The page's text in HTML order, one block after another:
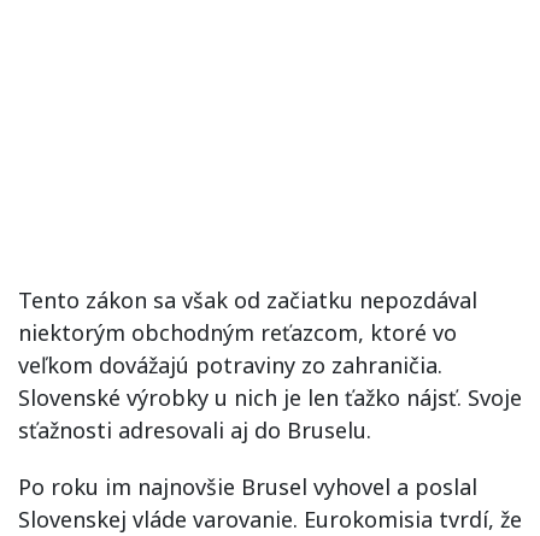
Tento zákon sa však od začiatku nepozdával
niektorým obchodným reťazcom, ktoré vo
veľkom dovážajú potraviny zo zahraničia.
Slovenské výrobky u nich je len ťažko nájsť. Svoje
sťažnosti adresovali aj do Bruselu.
Po roku im najnovšie Brusel vyhovel a poslal
Slovenskej vláde varovanie. Eurokomisia tvrdí, že